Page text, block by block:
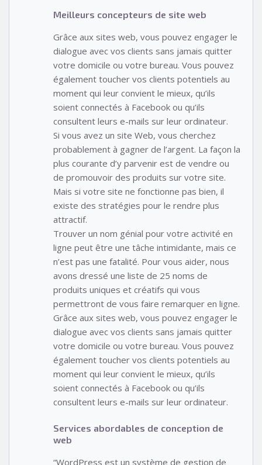
Meilleurs concepteurs de site web
Grâce aux sites web, vous pouvez engager le
dialogue avec vos clients sans jamais quitter
votre domicile ou votre bureau. Vous pouvez
également toucher vos clients potentiels au
moment qui leur convient le mieux, qu’ils
soient connectés à Facebook ou qu’ils
consultent leurs e-mails sur leur ordinateur.
Si vous avez un site Web, vous cherchez
probablement à gagner de l’argent. La façon la
plus courante d’y parvenir est de vendre ou
de promouvoir des produits sur votre site.
Mais si votre site ne fonctionne pas bien, il
existe des stratégies pour le rendre plus
attractif.
Trouver un nom génial pour votre activité en
ligne peut être une tâche intimidante, mais ce
n’est pas une fatalité. Pour vous aider, nous
avons dressé une liste de 25 noms de
produits uniques et créatifs qui vous
permettront de vous faire remarquer en ligne.
Grâce aux sites web, vous pouvez engager le
dialogue avec vos clients sans jamais quitter
votre domicile ou votre bureau. Vous pouvez
également toucher vos clients potentiels au
moment qui leur convient le mieux, qu’ils
soient connectés à Facebook ou qu’ils
consultent leurs e-mails sur leur ordinateur.
Services abordables de conception de
web
“WordPress est un système de gestion de